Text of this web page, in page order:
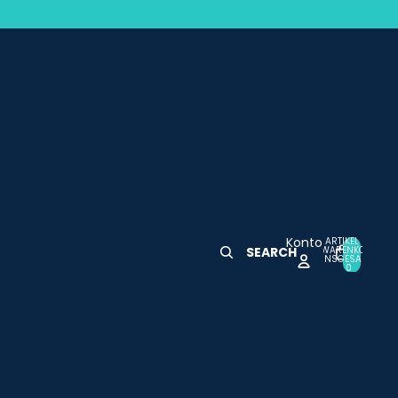
SEARCH
Konto ARTIKEL IM
WARENKORB
INSGESAMT:
0